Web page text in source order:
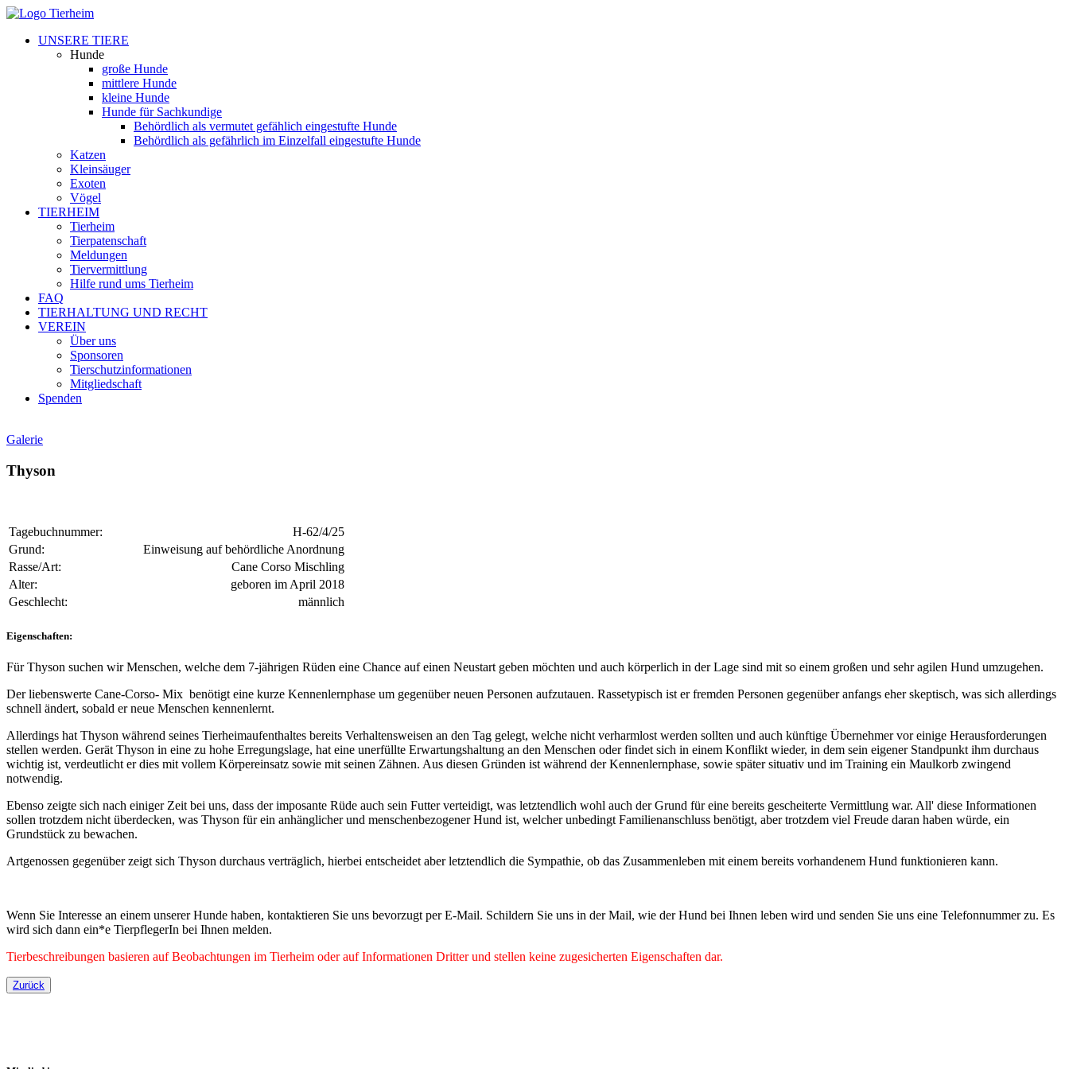
UNSERE TIERE
Hunde
große Hunde
mittlere Hunde
kleine Hunde
Hunde für Sachkundige
Behördlich als vermutet gefählich eingestufte Hunde
Behördlich als gefährlich im Einzelfall eingestufte Hunde
Katzen
Kleinsäuger
Exoten
Vögel
TIERHEIM
Tierheim
Tierpatenschaft
Meldungen
Tiervermittlung
Hilfe rund ums Tierheim
FAQ
TIERHALTUNG UND RECHT
VEREIN
Über uns
Sponsoren
Tierschutzinformationen
Mitgliedschaft
Spenden
Galerie
Thyson
Tagebuchnummer:
H-62/4/25
Grund:
Einweisung auf behördliche Anordnung
Rasse/Art:
Cane Corso Mischling
Alter:
geboren im April 2018
Geschlecht:
männlich
Eigenschaften:
Für Thyson suchen wir Menschen, welche dem 7-jährigen Rüden eine Chance auf einen Neustart geben möchten und auch körperlich in der Lage sind mit so einem großen und sehr agilen Hund umzugehen.
Der liebenswerte Cane-Corso- Mix benötigt eine kurze Kennenlernphase um gegenüber neuen Personen aufzutauen. Rassetypisch ist er fremden Personen gegenüber anfangs eher skeptisch, was sich allerdings
schnell ändert, sobald er neue Menschen kennenlernt.
Allerdings hat Thyson während seines Tierheimaufenthaltes bereits Verhaltensweisen an den Tag gelegt, welche nicht verharmlost werden sollten und auch künftige Übernehmer vor einige Herausforderungen
stellen werden. Gerät Thyson in eine zu hohe Erregungslage, hat eine unerfüllte Erwartungshaltung an den Menschen oder findet sich in einem Konflikt wieder, in dem sein eigener Standpunkt ihm durchaus
wichtig ist, verdeutlicht er dies mit vollem Körpereinsatz sowie mit seinen Zähnen. Aus diesen Gründen ist während der Kennenlernphase, sowie später situativ und im Training ein Maulkorb zwingend
notwendig.
Ebenso zeigte sich nach einiger Zeit bei uns, dass der imposante Rüde auch sein Futter verteidigt, was letztendlich wohl auch der Grund für eine bereits gescheiterte Vermittlung war. All' diese Informationen
sollen trotzdem nicht überdecken, was Thyson für ein anhänglicher und menschenbezogener Hund ist, welcher unbedingt Familienanschluss benötigt, aber trotzdem viel Freude daran haben würde, ein
Grundstück zu bewachen.
Artgenossen gegenüber zeigt sich Thyson durchaus verträglich, hierbei entscheidet aber letztendlich die Sympathie, ob das Zusammenleben mit einem bereits vorhandenem Hund funktionieren kann.
Wenn Sie Interesse an einem unserer Hunde haben, kontaktieren Sie uns bevorzugt per E-Mail. Schildern Sie uns in der Mail, wie der Hund bei Ihnen leben wird und senden Sie uns eine Telefonnummer zu. Es
wird sich dann ein*e TierpflegerIn bei Ihnen melden.
Tierbeschreibungen basieren auf Beobachtungen im Tierheim oder auf Informationen Dritter und stellen keine zugesicherten Eigenschaften dar.
Zurück